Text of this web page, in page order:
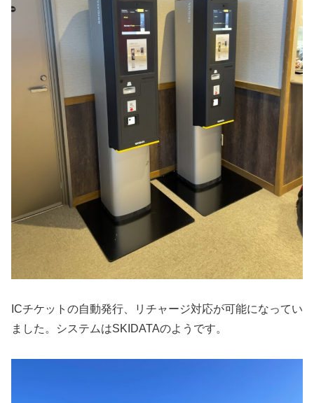
ICチケットの自動発行、リチャージ対応が可能になってい
ました。システムはSKIDATAのようです。